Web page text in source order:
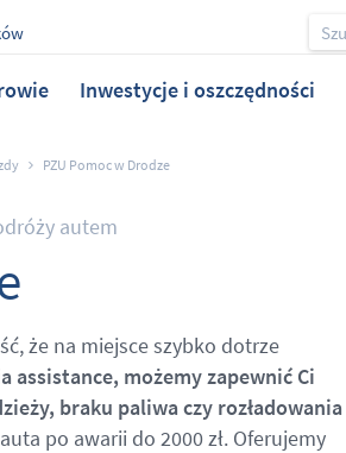
Inwestycje i oszczędności
PZU Pomoc w Drodze
autem
że na miejsce szybko dotrze
assistance, możemy zapewnić Ci
braku paliwa czy rozładowania
po awarii do 2000 zł. Oferujemy